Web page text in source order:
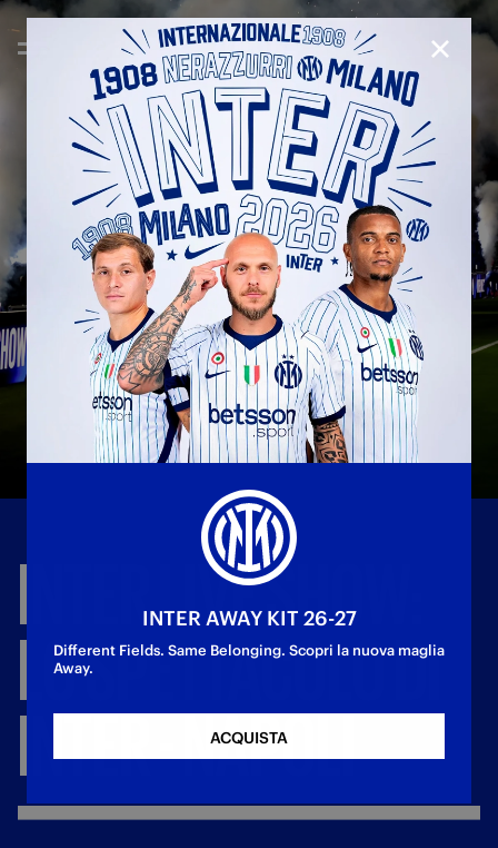
INTERLIVESHOW:
LOSPETTACOLODI
INTER-NAPOLI
INTER AWAY KIT 26-27
Different Fields. Same Belonging. Scopri la nuova maglia
Away.
ACQUISTA